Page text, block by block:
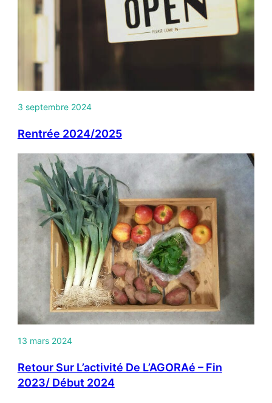
3 septembre 2024
Rentrée 2024/2025
13 mars 2024
Retour Sur L’activité De L’AGORAé – Fin
2023/ Début 2024